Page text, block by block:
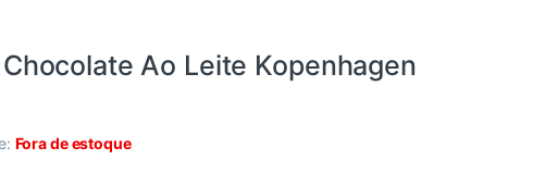
Ao Leite Kopenhagen
Fora de estoque